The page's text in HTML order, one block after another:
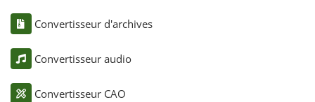
Convertisseur d'archives
Convertisseur audio
Convertisseur CAO